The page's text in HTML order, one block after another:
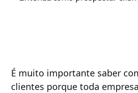
É muito importante saber
clientes porque toda